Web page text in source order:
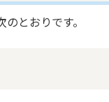
とおりです。